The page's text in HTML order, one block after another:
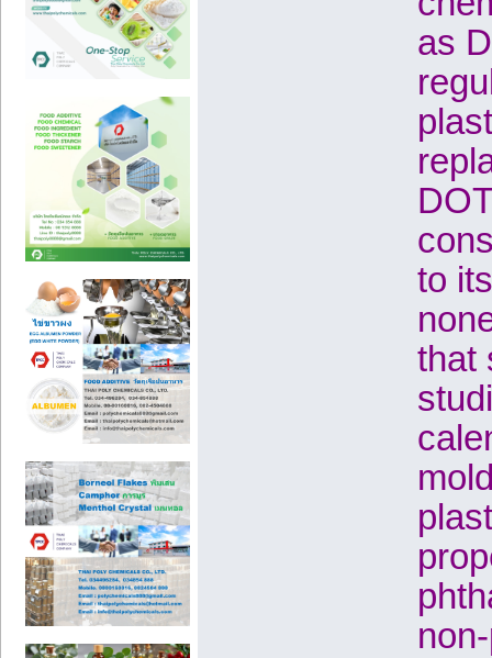
as
to
that